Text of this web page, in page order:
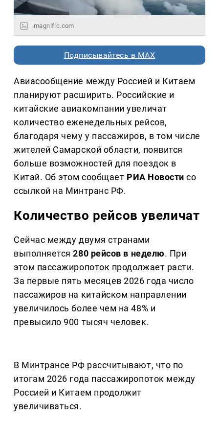
magnific.com
Подписывайтесь в MAX
Авиасообщение между Россией и Китаем
планируют расширить. Российские и
китайские авиакомпании увеличат
количество еженедельных рейсов,
благодаря чему у пассажиров, в том числе
жителей Самарской области, появится
больше возможностей для поездок в
Китай. Об этом сообщает РИА Новости со
ссылкой на Минтранс РФ.
Количество рейсов увеличат
Сейчас между двумя странами
выполняется280 рейсов в неделю. При
этом пассажиропоток продолжает расти.
За первые пять месяцев 2026 года число
пассажиров на китайском направлении
увеличилось более чем на 48% и
превысило 900 тысяч человек.
В Минтрансе РФ рассчитывают, что по
итогам 2026 года пассажиропоток между
Россией и Китаем продолжит
увеличиваться.